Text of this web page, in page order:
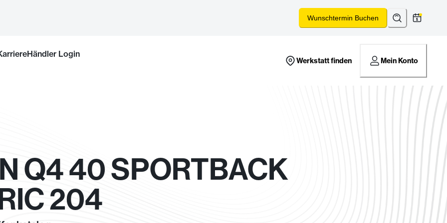
Wunschtermin Buchen Suchen*
Händler Login
Werkstatt finden Mein Konto
Q4 40 SPORTBACK
204